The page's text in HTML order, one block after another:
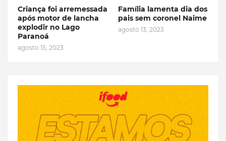
Criança foi arremessada
após motor de lancha
explodir no Lago
Paranoá
agosto 15, 2023
Família lamenta dia dos
pais sem coronel Naime
agosto 13, 2023